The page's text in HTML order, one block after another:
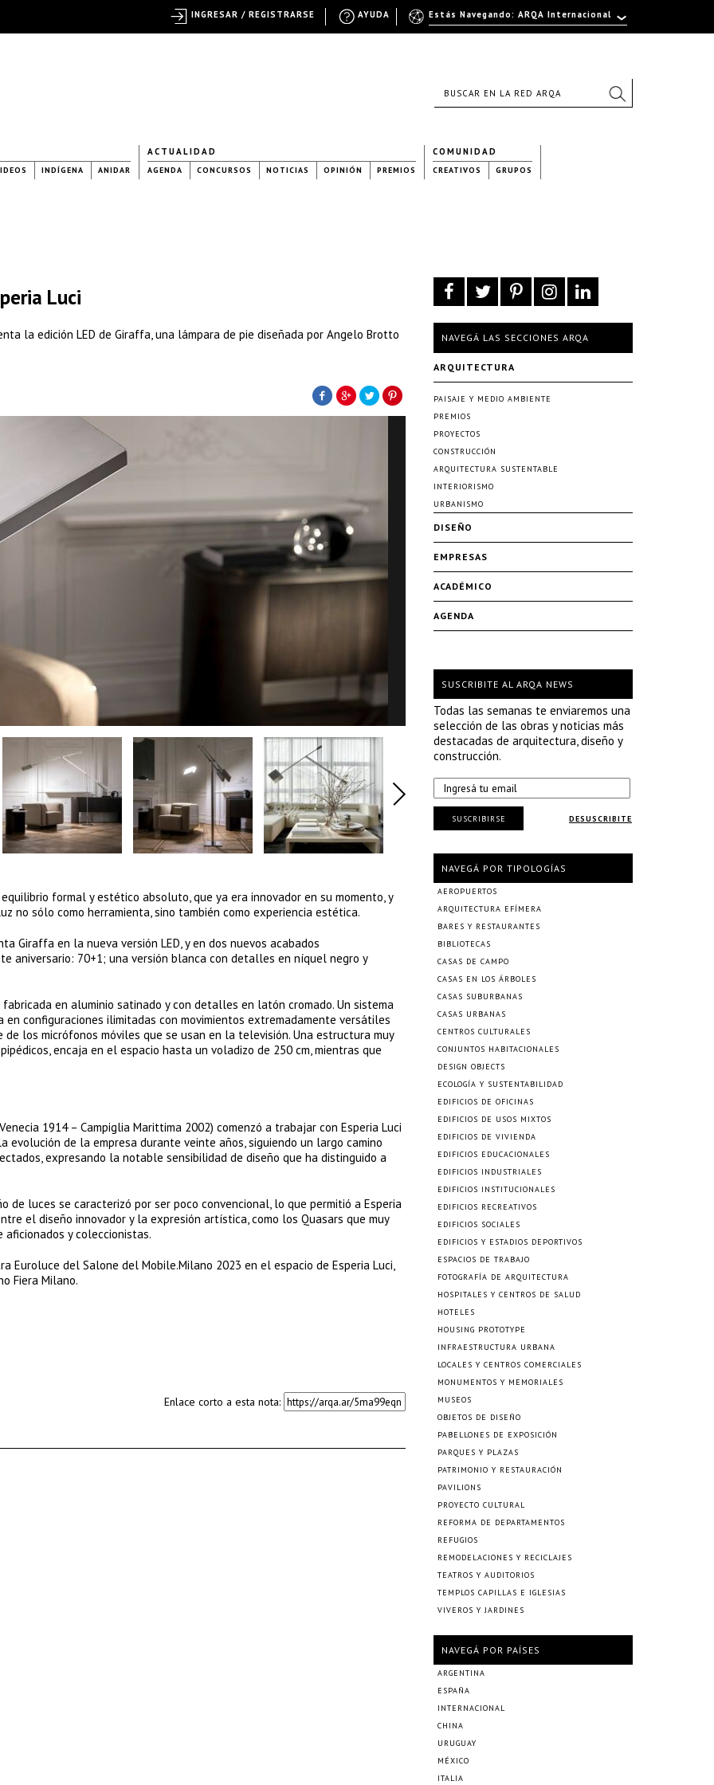
INDÍGENA ANIDAR
ACTUALIDAD
AGENDA CONCURSOS NOTICIAS OPINIÓN PREMIOS
COMUNIDAD
CREATIVOS GRUPOS
Luci
la edición LED de Giraffa, una lámpara de pie diseñada por Angelo Brotto
formal y estético absoluto, que ya era innovador en su momento, y
no sólo como herramienta, sino también como experiencia estética.
Giraffa en la nueva versión LED, y en dos nuevos acabados
aniversario: 70+1; una versión blanca con detalles en níquel negro y
en aluminio satinado y con detalles en latón cromado. Un sistema
configuraciones ilimitadas con movimientos extremadamente versátiles
los micrófonos móviles que se usan en la televisión. Una estructura muy
encaja en el espacio hasta un voladizo de 250 cm, mientras que
1914 – Campiglia Marittima 2002) comenzó a trabajar con Esperia Luci
evolución de la empresa durante veinte años, siguiendo un largo camino
expresando la notable sensibilidad de diseño que ha distinguido a
de luces se caracterizó por ser poco convencional, lo que permitió a Esperia
el diseño innovador y la expresión artística, como los Quasars que muy
y coleccionistas.
del Salone del Mobile.Milano 2023 en el espacio de Esperia Luci,
Fiera Milano.
Enlace corto a esta nota:
NAVEGÁ LAS SECCIONES ARQA
ARQUITECTURA
PAISAJE Y MEDIO AMBIENTE
PREMIOS
PROYECTOS
CONSTRUCCIÓN
ARQUITECTURA SUSTENTABLE
INTERIORISMO
URBANISMO
DISEÑO
EMPRESAS
ACADÉMICO
AGENDA
SUSCRIBITE AL ARQA NEWS
Todas las semanas te enviaremos una
selección de las obras y noticias más
destacadas de arquitectura, diseño y
construcción.
DESUSCRIBITE
SUSCRIBIRSE
NAVEGÁ POR TIPOLOGÍAS
AEROPUERTOS
ARQUITECTURA EFÍMERA
BARES Y RESTAURANTES
BIBLIOTECAS
CASAS DE CAMPO
CASAS EN LOS ÁRBOLES
CASAS SUBURBANAS
CASAS URBANAS
CENTROS CULTURALES
CONJUNTOS HABITACIONALES
DESIGN OBJECTS
ECOLOGÍA Y SUSTENTABILIDAD
EDIFICIOS DE OFICINAS
EDIFICIOS DE USOS MIXTOS
EDIFICIOS DE VIVIENDA
EDIFICIOS EDUCACIONALES
EDIFICIOS INDUSTRIALES
EDIFICIOS INSTITUCIONALES
EDIFICIOS RECREATIVOS
EDIFICIOS SOCIALES
EDIFICIOS Y ESTADIOS DEPORTIVOS
ESPACIOS DE TRABAJO
FOTOGRAFÍA DE ARQUITECTURA
HOSPITALES Y CENTROS DE SALUD
HOTELES
HOUSING PROTOTYPE
INFRAESTRUCTURA URBANA
LOCALES Y CENTROS COMERCIALES
MONUMENTOS Y MEMORIALES
MUSEOS
OBJETOS DE DISEÑO
PABELLONES DE EXPOSICIÓN
PARQUES Y PLAZAS
PATRIMONIO Y RESTAURACIÓN
PAVILIONS
PROYECTO CULTURAL
REFORMA DE DEPARTAMENTOS
REFUGIOS
REMODELACIONES Y RECICLAJES
TEATROS Y AUDITORIOS
TEMPLOS CAPILLAS E IGLESIAS
VIVEROS Y JARDINES
NAVEGÁ POR PAÍSES
ARGENTINA
ESPAÑA
INTERNACIONAL
CHINA
URUGUAY
MÉXICO
ITALIA
Estás Navegando: ARQA Internacional
AYUDA
INGRESAR / REGISTRARSE